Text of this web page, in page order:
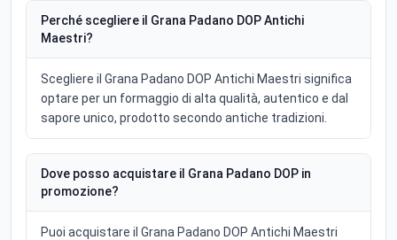
Perché scegliere il Grana Padano DOP Antichi
Maestri?
Scegliere il Grana Padano DOP Antichi Maestri significa
optare per un formaggio di alta qualità, autentico e dal
sapore unico, prodotto secondo antiche tradizioni.
Dove posso acquistare il Grana Padano DOP in
promozione?
Puoi acquistare il Grana Padano DOP Antichi Maestri